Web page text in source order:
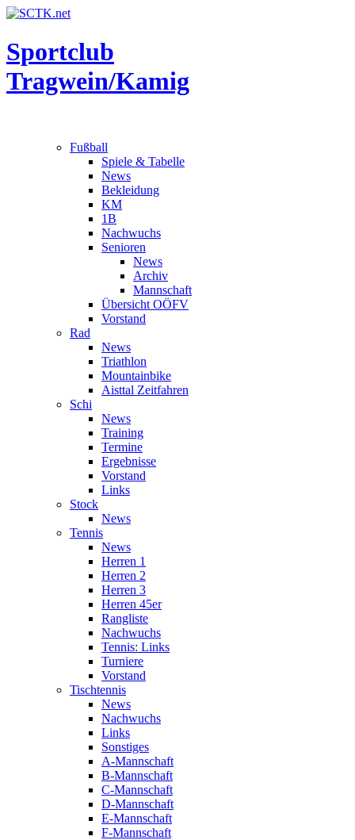
Sportclub
Tragwein/Kamig
Fußball
Spiele & Tabelle
News
Bekleidung
KM
1B
Nachwuchs
Senioren
News
Archiv
Mannschaft
Übersicht OÖFV
Vorstand
Rad
News
Triathlon
Mountainbike
Aisttal Zeitfahren
Schi
News
Training
Termine
Ergebnisse
Vorstand
Links
Stock
News
Tennis
News
Herren 1
Herren 2
Herren 3
Herren 45er
Rangliste
Nachwuchs
Tennis: Links
Turniere
Vorstand
Tischtennis
News
Nachwuchs
Links
Sonstiges
A-Mannschaft
B-Mannschaft
C-Mannschaft
D-Mannschaft
E-Mannschaft
F-Mannschaft